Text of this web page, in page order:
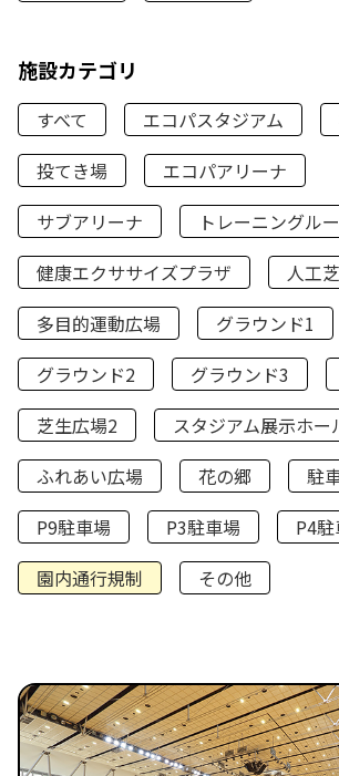
施設カテゴリ
すべて エコパスタジアム
投てき場
エコパアリーナ
サブアリーナ
トレーニングル
健康エクササイズプラザ
人工
多目的運動広場
グラウンド1
グラウンド2
グラウンド3
芝生広場2
スタジアム展示ホー
ふれあい広場
花の郷
駐
P9駐車場
P3駐車場
P4
園内通行規制
その他